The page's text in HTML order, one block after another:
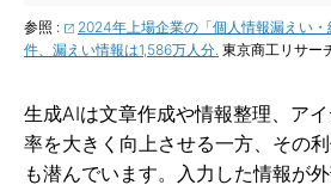
参照 :
2024年上場企業の「個人情報漏えい
件、漏えい情報は1,586万人分. 東京商工リサー
生成AIは文章作成や情報整理、ア
率を大きく向上させる一方、その
も潜んでいます。入力した情報が